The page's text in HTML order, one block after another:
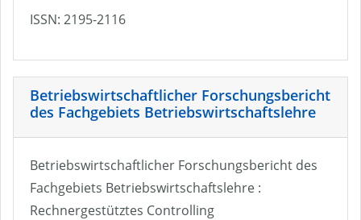
ISSN: 2195-2116
Betriebswirtschaftlicher Forschungsbericht
des Fachgebiets Betriebswirtschaftslehre
Betriebswirtschaftlicher Forschungsbericht des
Fachgebiets Betriebswirtschaftslehre :
Rechnergestütztes Controlling